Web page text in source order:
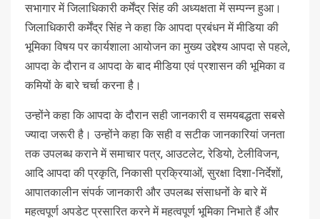
सभागार में जिलाधिकारी कर्मेंद्र सिंह की अध्यक्षता में सम्पन्न हुआ।
जिलाधिकारी कर्मेंद्र सिंह ने कहा कि आपदा प्रबंधन में मीडिया की
भूमिका विषय पर कार्यशाला आयोजन का मुख्य उद्देश्य आपदा से पहले,
आपदा के दौरान व आपदा के बाद मीडिया एवं प्रशासन की भूमिका व
कमियों के बारे चर्चा करना है।
उन्होंने कहा कि आपदा के दौरान सही जानकारी व समयबद्धता सबसे
ज्यादा जरूरी है। उन्होंने कहा कि सही व सटीक जानकारियां जनता
तक उपलब्ध कराने में समाचार पत्र, आउटलेट, रेडियो, टेलीविजन,
आदि आपदा की प्रकृति, निकासी प्रक्रियाओं, सुरक्षा दिशा-निर्देशों,
आपातकालीन संपर्क जानकारी और उपलब्ध संसाधनों के बारे में
महत्वपूर्ण अपडेट प्रसारित करने में महत्वपूर्ण भूमिका निभाते हैं और